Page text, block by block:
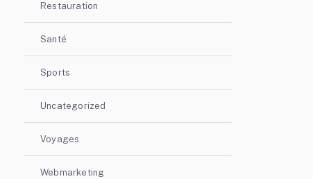
Restauration
Santé
Sports
Uncategorized
Voyages
Webmarketing